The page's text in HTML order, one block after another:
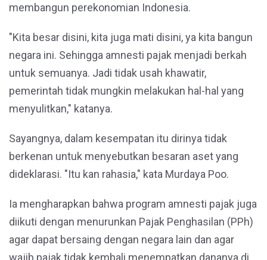
membangun perekonomian Indonesia.
"Kita besar disini, kita juga mati disini, ya kita bangun
negara ini. Sehingga amnesti pajak menjadi berkah
untuk semuanya. Jadi tidak usah khawatir,
pemerintah tidak mungkin melakukan hal-hal yang
menyulitkan," katanya.
Sayangnya, dalam kesempatan itu dirinya tidak
berkenan untuk menyebutkan besaran aset yang
dideklarasi. "Itu kan rahasia," kata Murdaya Poo.
Ia mengharapkan bahwa program amnesti pajak juga
diikuti dengan menurunkan Pajak Penghasilan (PPh)
agar dapat bersaing dengan negara lain dan agar
wajib pajak tidak kembali menempatkan dananya di